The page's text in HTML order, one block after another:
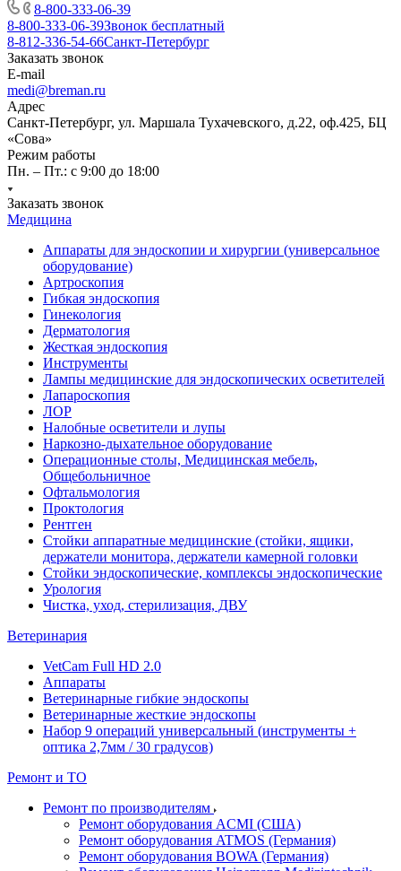
8-800-333-06-39
8-800-333-06-39Звонок бесплатный
8-812-336-54-66Санкт-Петербург
Заказать звонок
E-mail
medi@breman.ru
Адрес
Санкт-Петербург, ул. Маршала Тухачевского, д.22, оф.425, БЦ
«Сова»
Режим работы
Пн. – Пт.: с 9:00 до 18:00
Заказать звонок
Медицина
Аппараты для эндоскопии и хирургии (универсальное
оборудование)
Артроскопия
Гибкая эндоскопия
Гинекология
Дерматология
Жесткая эндоскопия
Инструменты
Лампы медицинские для эндоскопических осветителей
Лапароскопия
ЛОР
Налобные осветители и лупы
Наркозно-дыхательное оборудование
Операционные столы, Медицинская мебель,
Общебольничное
Офтальмология
Проктология
Рентген
Стойки аппаратные медицинские (стойки, ящики,
держатели монитора, держатели камерной головки
Стойки эндоскопические, комплексы эндоскопические
Урология
Чистка, уход, стерилизация, ДВУ
Ветеринария
VetCam Full HD 2.0
Аппараты
Ветеринарные гибкие эндоскопы
Ветеринарные жесткие эндоскопы
Набор 9 операций универсальный (инструменты +
оптика 2,7мм / 30 градусов)
Ремонт и ТО
Ремонт по производителям
Ремонт оборудования ACMI (США)
Ремонт оборудования ATMOS (Германия)
Ремонт оборудования BOWA (Германия)